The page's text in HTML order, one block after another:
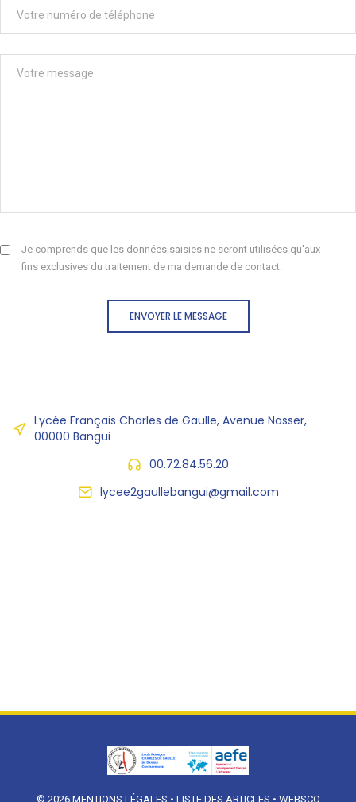
Je comprends que les données saisies ne seront utilisées qu'aux
fins exclusives du traitement de ma demande de contact.
ENVOYER LE MESSAGE
Lycée Français Charles de Gaulle, Avenue Nasser,
00000 Bangui
00.72.84.56.20
lycee2gaullebangui@gmail.com
© 2026 MENTIONS LÉGALES • LISTE DES ARTICLES • WEBSCO